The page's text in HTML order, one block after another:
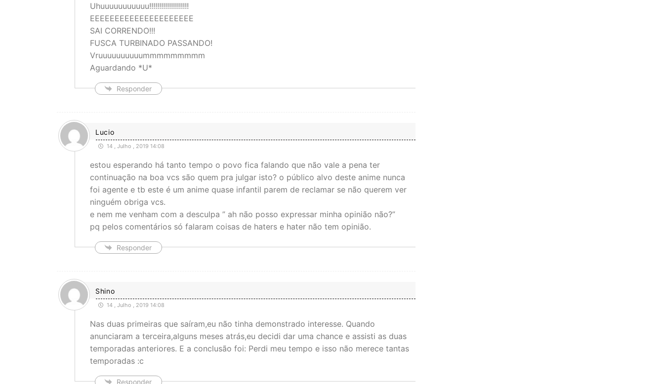
Uhuuuuuuuuuuu!!!!!!!!!!!!!!!!!!!!
EEEEEEEEEEEEEEEEEEEEE
SAI CORRENDO!!!
FUSCA TURBINADO PASSANDO!
Vruuuuuuuuuummmmmmmmm
Aguardando *U*
Responder
Lucio
14 , Julho , 2019 14:08
estou esperando há tanto tempo o povo fica falando que não vale a pena ter
continuação na boa vcs são quem pra julgar isto? o público alvo deste anime nunca
foi agente e tb este é um anime quase infantil parem de reclamar se não querem ver
ninguém obriga vcs.
e nem me venham com a desculpa ” ah não posso expressar minha opinião não?”
pq pelos comentários só falaram coisas de haters e hater não tem opinião.
Responder
Shino
14 , Julho , 2019 14:08
Nas duas primeiras que saíram,eu não tinha demonstrado interesse. Quando
anunciaram a terceira,alguns meses atrás,eu decidi dar uma chance e assisti as duas
temporadas anteriores. E a conclusão foi: Perdi meu tempo e isso não merece tantas
temporadas :c
Responder